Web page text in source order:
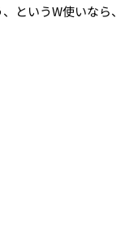
というW使いなら、